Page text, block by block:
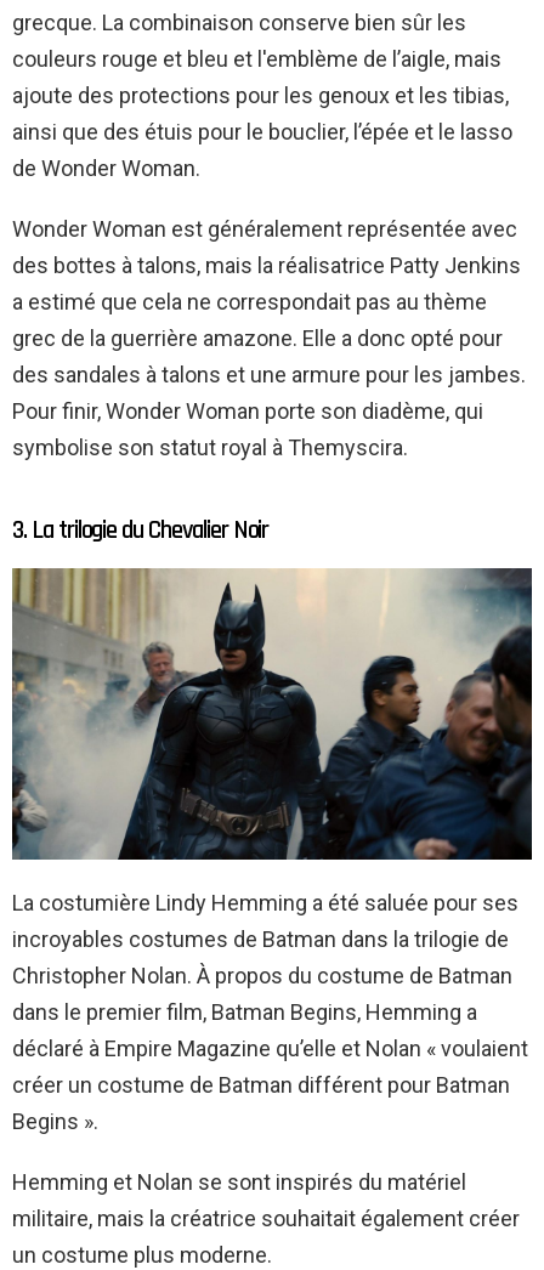
grecque. La combinaison conserve bien sûr les
couleurs rouge et bleu et l'emblème de l’aigle, mais
ajoute des protections pour les genoux et les tibias,
ainsi que des étuis pour le bouclier, l’épée et le lasso
de Wonder Woman.
Wonder Woman est généralement représentée avec
des bottes à talons, mais la réalisatrice Patty Jenkins
a estimé que cela ne correspondait pas au thème
grec de la guerrière amazone. Elle a donc opté pour
des sandales à talons et une armure pour les jambes.
Pour finir, Wonder Woman porte son diadème, qui
symbolise son statut royal à Themyscira.
3. La trilogie du Chevalier Noir
La costumière Lindy Hemming a été saluée pour ses
incroyables costumes de Batman dans la trilogie de
Christopher Nolan. À propos du costume de Batman
dans le premier film, Batman Begins, Hemming a
déclaré à Empire Magazine qu’elle et Nolan « voulaient
créer un costume de Batman différent pour Batman
Begins ».
Hemming et Nolan se sont inspirés du matériel
militaire, mais la créatrice souhaitait également créer
un costume plus moderne.